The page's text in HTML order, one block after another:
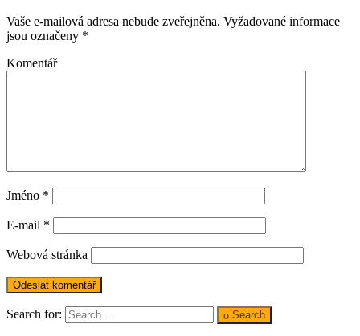
Vaše e-mailová adresa nebude zveřejněna. Vyžadované informace
jsou označeny *
Komentář
Jméno *
E-mail *
Webová stránka
Search for: Search